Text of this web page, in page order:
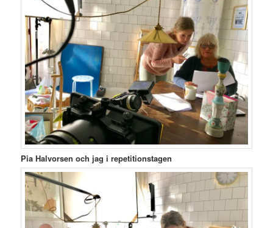
Pia Halvorsen och jag i repetitionstagen